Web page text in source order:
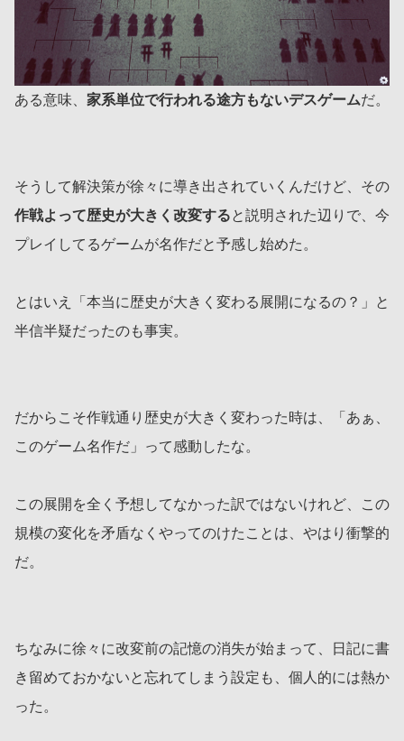
ある意味、 家系単位で行われる途方もないデスゲームだ。
そうして解決策が徐々に導き出されていくんだけど、その
作戦よって歴史が大きく改変すると説明された辺りで、今
プレイしてるゲームが名作だと予感し始めた。
とはいえ「本当に歴史が大きく変わる展開になるの？」と
半信半疑だったのも事実。
だからこそ作戦通り歴史が大きく変わった時は、「あぁ、
このゲーム名作だ」って感動したな。
この展開を全く予想してなかった訳ではないけれど、この
規模の変化を矛盾なくやってのけたことは、やはり衝撃的
だ。
ちなみに徐々に改変前の記憶の消失が始まって、日記に書
き留めておかないと忘れてしまう設定も、個人的には熱か
った。